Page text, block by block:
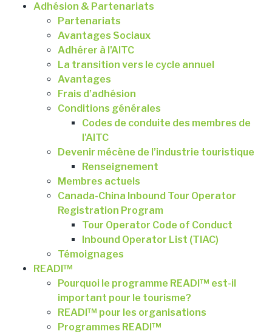
Adhésion & Partenariats
Partenariats
Avantages Sociaux
Adhérer à l'AITC
La transition vers le cycle annuel
Avantages
Frais d’adhésion
Conditions générales
Codes de conduite des membres de
l'AITC
Devenir mécène de l’industrie touristique
Renseignement
Membres actuels
Canada-China Inbound Tour Operator
Registration Program
Tour Operator Code of Conduct
Inbound Operator List (TIAC)
Témoignages
READI™
Pourquoi le programme READI™ est-il
important pour le tourisme?
READI™ pour les organisations
Programmes READI™